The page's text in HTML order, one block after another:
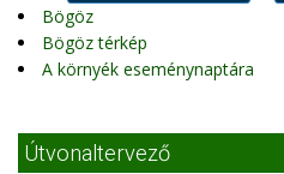
Bögöz
Bögöz térkép
A környék eseménynaptára
Útvonaltervező